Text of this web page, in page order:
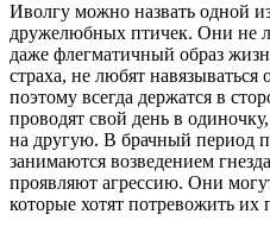
Иволгу можно назвать одной
дружелюбных птичек. Они не
даже флегматичный образ
страха, не любят
поэтому всегда держатся в
проводят свой день в
на другую. В брачный период
занимаются возведением
проявляют агрессию. Они
которые хотят потревожить их